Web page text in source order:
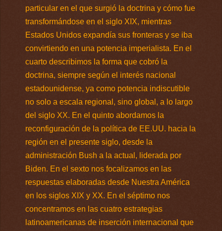
particular en el que surgió la doctrina y cómo fue
transformándose en el siglo XIX, mientras
Estados Unidos expandía sus fronteras y se iba
convirtiendo en una potencia imperialista. En el
cuarto describimos la forma que cobró la
doctrina, siempre según el interés nacional
estadounidense, ya como potencia indiscutible
no solo a escala regional, sino global, a lo largo
del siglo XX. En el quinto abordamos la
reconfiguración de la política de EE.UU. hacia la
región en el presente siglo, desde la
administración Bush a la actual, liderada por
Biden. En el sexto nos focalizamos en las
respuestas elaboradas desde Nuestra América
en los siglos XIX y XX. En el séptimo nos
concentramos en las cuatro estrategias
latinoamericanas de inserción internacional que